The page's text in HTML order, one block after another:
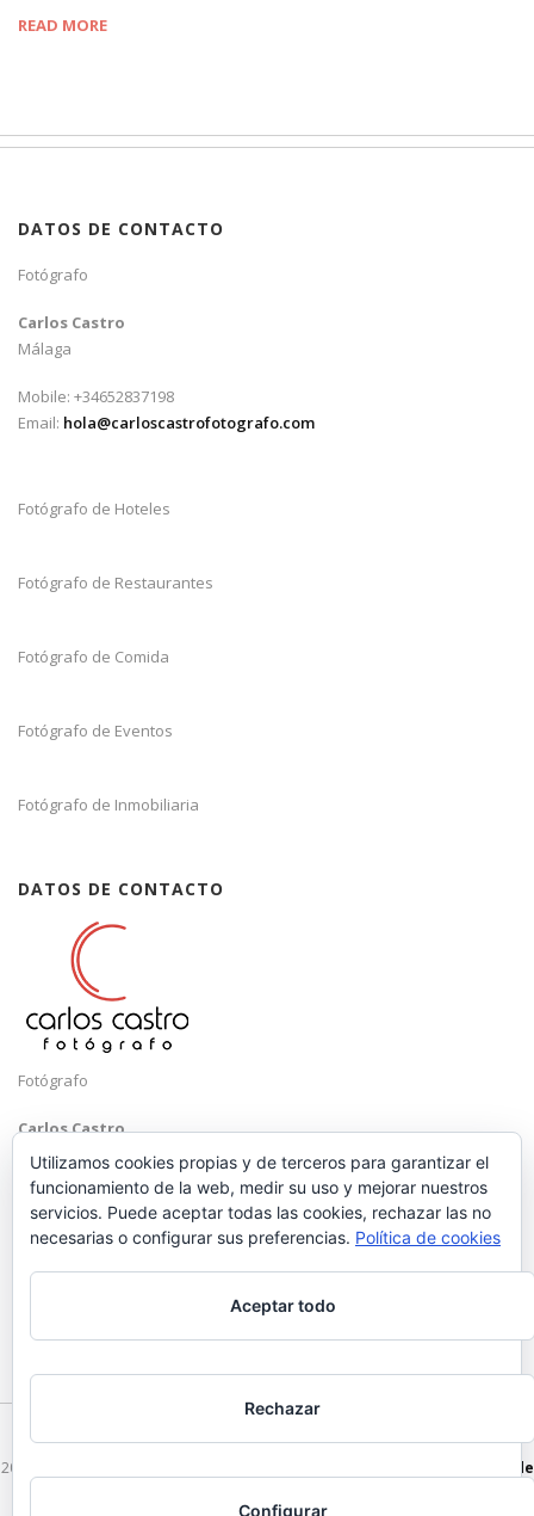
READ MORE
DATOS DE CONTACTO
Fotógrafo
Carlos Castro
Málaga
Mobile: +34652837198
Email: hola@carloscastrofotografo.com
Fotógrafo de Hoteles
Fotógrafo de Restaurantes
Fotógrafo de Comida
Fotógrafo de Eventos
Fotógrafo de Inmobiliaria
DATOS DE CONTACTO
Fotógrafo
Carlos Castro
Málaga
Mobile: +34 652 83 71 98
hola@carloscastrofotografo.com
2026 © Carlos Castro Fotógrafo - hola@carloscastrofotografo.com -
Vídeo de
Utilizamos cookies propias y de terceros para garantizar el
funcionamiento de la web, medir su uso y mejorar nuestros
servicios. Puede aceptar todas las cookies, rechazar las no
necesarias o configurar sus preferencias. Política de cookies
Aceptar todo
Rechazar
Configurar